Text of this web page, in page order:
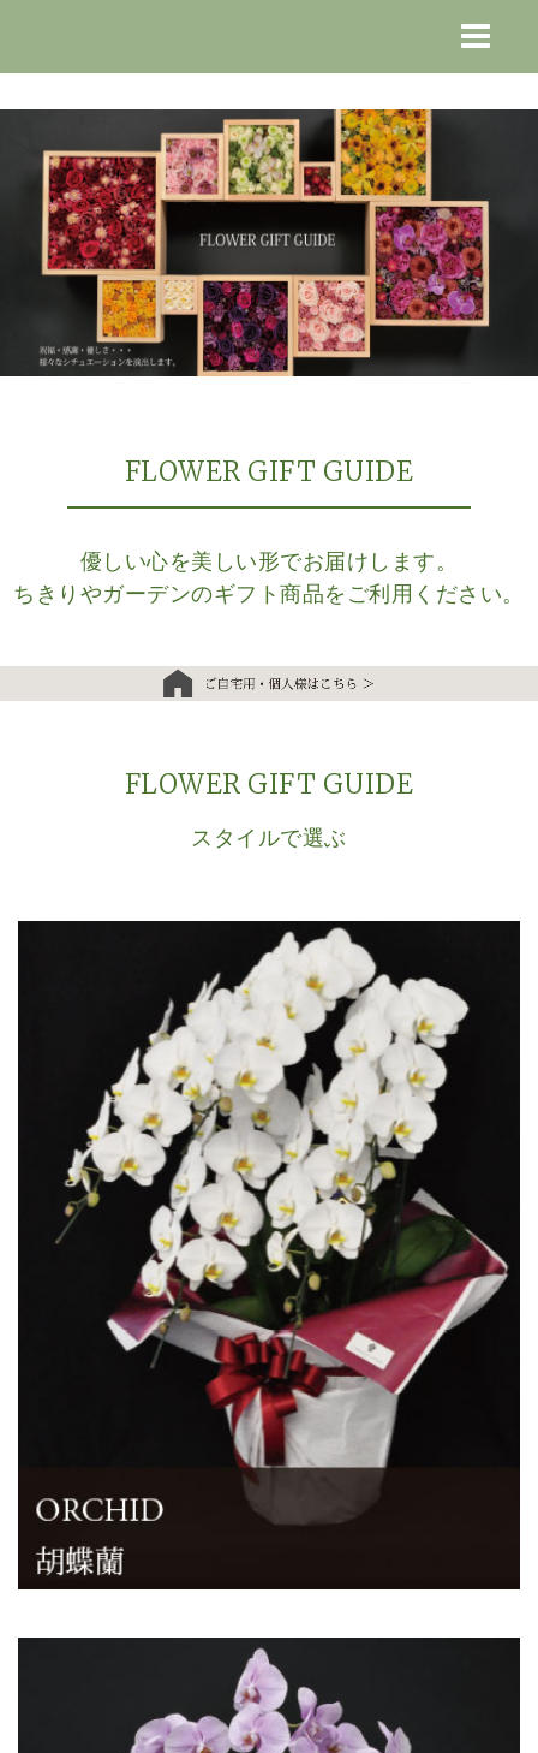
FLOWER GIFT GUIDE
優しい心を美しい形でお届けします。
ちきりやガーデンのギフト商品をご利用ください。
FLOWER GIFT GUIDE
スタイルで選ぶ